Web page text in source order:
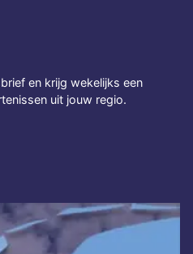
en krijg wekelijks een
uit jouw regio.